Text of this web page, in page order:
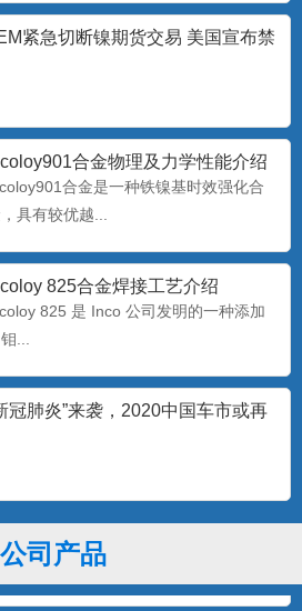
紧急切断镍期货交易 美国宣布禁
合金物理及力学性能介绍
合金是一种铁镍基时效强化合
具有较优越...
825合金焊接工艺介绍
825 是 Inco 公司发明的一种添加
...
冠肺炎”来袭，2020中国车市或再
公司产品
发Monel400铜镍合金管 蒙乃尔
耐腐蚀合
是一种用量最大、用途最广、综
能好的耐蚀合...
业生产耐腐蚀B30白铜管 b30镍白
板/棒
是以镍为主要添加元素的铜基合金，
白色，有金属光泽，故...
氏N10276镍基合金板 美标
C-276合是一种含钨的镍-铬-钼合金，
低的硅碳含量，...